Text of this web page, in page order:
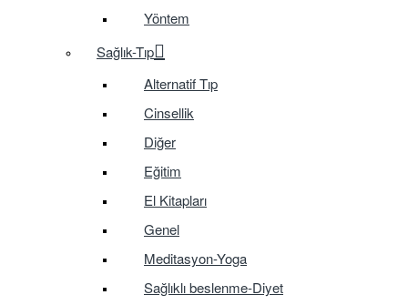
Yöntem
Sağlık-Tıp
Alternatif Tıp
Cinsellik
Diğer
Eğitim
El Kitapları
Genel
Meditasyon-Yoga
Sağlıklı beslenme-Diyet